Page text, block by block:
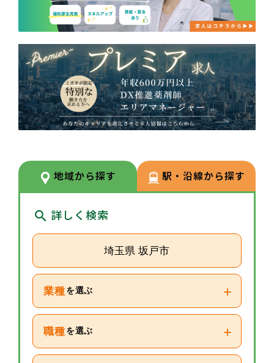
地域から探す 駅・沿線から探す
詳しく検索
埼玉県 坂戸市
業種 を選ぶ +
職種 を選ぶ +